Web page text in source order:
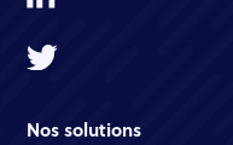
Nos solutions